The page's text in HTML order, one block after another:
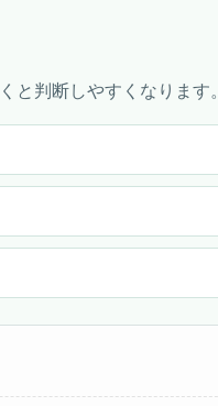
判断しやすくなります。